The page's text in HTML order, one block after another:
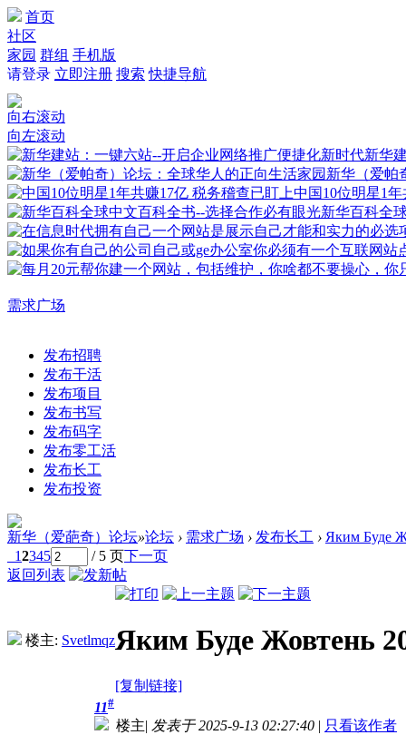
首页
社区
家园 群组 手机版
请登录 立即注册 搜索 快捷导航
向右滚动
向左滚动
新华
新华（爱帕
中国10位明星1年
新华百科全
需求广场
发布招聘
发布干活
发布项目
发布书写
发布码字
发布零工活
发布长工
发布投资
新华（爱葩奇）论坛»论坛 › 需求广场 › 发布长工 › Яким Буде
12345 / 5 页下一页
返回列表
楼主: SvetlmqzЯким Буде Жовтень
[复制链接]
11#
楼主| 发表于 2025-9-13 02:27:40 | 只看该作者